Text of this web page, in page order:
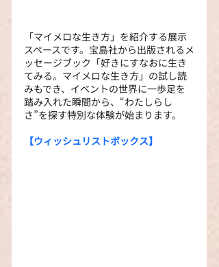
「マイメロな生き方」を紹介する展示
スペースです。宝島社から出版されるメ
ッセージブック「好きにすなおに生き
てみる。マイメロな生き方」の試し読
みもでき、イベントの世界に一歩足を
踏み入れた瞬間から、“わたしらし
さ”を探す特別な体験が始まります。
【ウィッシュリストボックス】